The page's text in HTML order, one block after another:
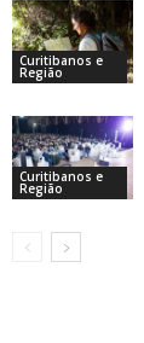
Curitibanos e
Região
Curitibanos e
Região